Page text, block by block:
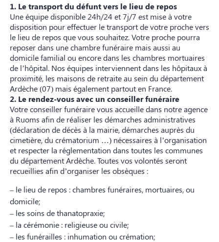
1. Le transport du défunt vers le lieu de repos
Une équipe disponible 24h/24 et 7j/7 est mise à votre
disposition pour effectuer le transport de votre proche vers
le lieu de repos que vous souhaitez. Votre proche pourra
reposer dans une chambre funéraire mais aussi au
domicile familial ou encore dans les chambres mortuaires
de l’hôpital. Nos équipes interviennent dans les hôpitaux à
proximité, les maisons de retraite au sein du département
Ardèche (07) mais également partout en France.
2. Le rendez-vous avec un conseiller funéraire
Votre conseiller funéraire vous accueille dans notre agence
à Ruoms afin de réaliser les démarches administratives
(déclaration de décès à la mairie, démarches auprès du
cimetière, du crématorium …) nécessaires à l’organisation
et respecter la réglementation dans toutes les communes
du département Ardèche. Toutes vos volontés seront
recueillies afin d’organiser les obsèques :
– le lieu de repos : chambres funéraires, mortuaires, ou
domicile;
– les soins de thanatopraxie;
– la cérémonie : religieuse ou civile;
– les funérailles : inhumation ou crémation;